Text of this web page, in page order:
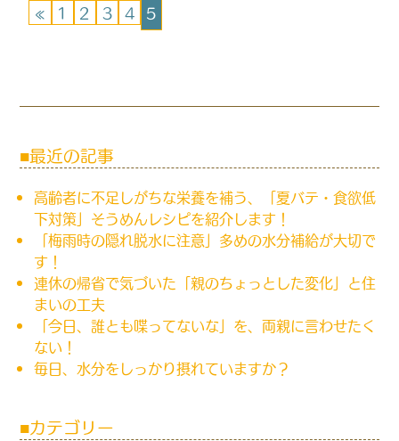
« 1 2 3 4 5
最近の記事
高齢者に不足しがちな栄養を補う、「夏バテ・食欲低
下対策」そうめんレシピを紹介します！
「梅雨時の隠れ脱水に注意」多めの水分補給が大切で
す！
連休の帰省で気づいた「親のちょっとした変化」と住
まいの工夫
「今日、誰とも喋ってないな」を、両親に言わせたく
ない！
毎日、水分をしっかり摂れていますか？
カテゴリー